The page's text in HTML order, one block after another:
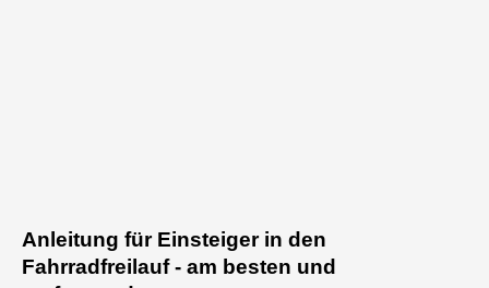
Anleitung für Einsteiger in den
Fahrradfreilauf - am besten und